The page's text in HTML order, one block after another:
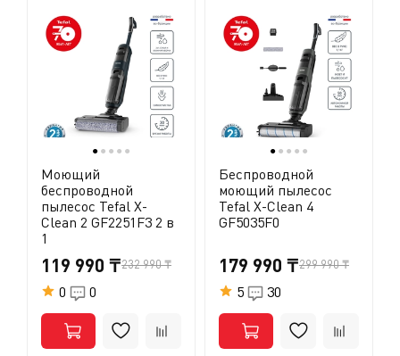
● ● ● ● ●
Моющий
беспроводной
пылесос Tefal X-
Clean 2 GF2251F3 2 в
1
119 990 ₸232 990 ₸
0 0
● ● ● ● ●
Беспроводной
моющий пылесос
Tefal X-Clean 4
GF5035F0
179 990 ₸299 990 ₸
5 30